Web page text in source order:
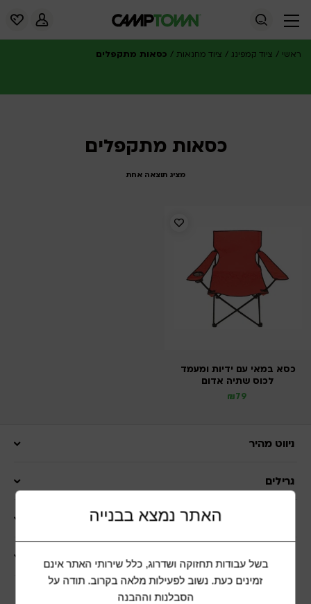
ראשי / ציוד קמפינג / ציוד מחנאות / כסאות מתקפלים
כסאות מתקפלים
מציג תוצאה אחת
כסא במאי עם ידיות ומעמד
לכוס שתיה אדום
79
₪
ניווט מהיר
גרילים
שרות לקוחות
הצטרפות למועדון לקוחות
האתר נמצא בבנייה
בשל עבודות תחזוקה ושדרוג, כלל שירותי האתר אינם
זמינים כעת. נשוב לפעילות מלאה בקרוב. תודה על
הסבלנות וההבנה